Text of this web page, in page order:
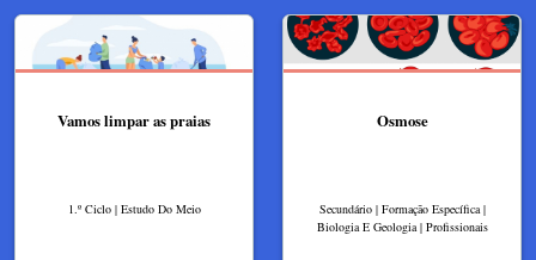
Vamos limpar as praias
1.º Ciclo | Estudo Do Meio
Osmose
Secundário | Formação Específica |
Biologia E Geologia | Profissionais